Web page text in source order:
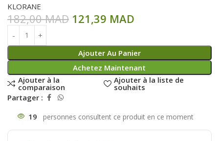
KLORANE
182,00MAD 121,39 MAD
Ajouter Au Panier
Achetez Maintenant
Ajouter à la
comparaison
Ajouter à la liste de
souhaits
Partager :
19